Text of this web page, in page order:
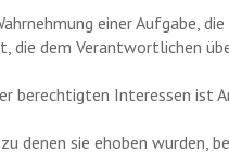
einer Aufgabe,
dem Verantwortlichen
berechtigten Interessen ist
denen sie ehoben wurden,